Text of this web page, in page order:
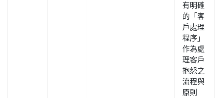
有明確
的「客
戶處理
程序」
作為處
理客戶
抱怨之
流程與
原則